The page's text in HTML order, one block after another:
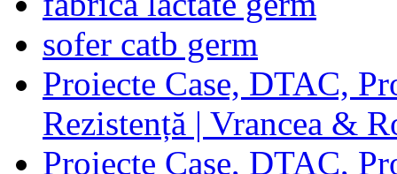
sofer catb germ
Proiecte Case, DTAC,
Rezistență | Vrancea &
Proiecte Case, DTAC,